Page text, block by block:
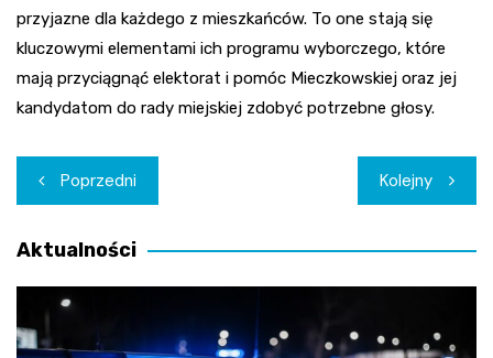
przyjazne dla każdego z mieszkańców. To one stają się
kluczowymi elementami ich programu wyborczego, które
mają przyciągnąć elektorat i pomóc Mieczkowskiej oraz jej
kandydatom do rady miejskiej zdobyć potrzebne głosy.
Nawigacja
wpisu
Poprzedni Kolejny
Aktualności